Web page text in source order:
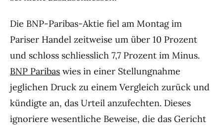
Die BNP-Paribas-Aktie fiel am Montag im
Pariser Handel zeitweise um über 10 Prozent
und schloss schliesslich 7,7 Prozent im Minus.
BNP Paribas wies in einer Stellungnahme
jeglichen Druck zu einem Vergleich zurück und
kündigte an, das Urteil anzufechten. Dieses
ignoriere wesentliche Beweise, die das Gericht